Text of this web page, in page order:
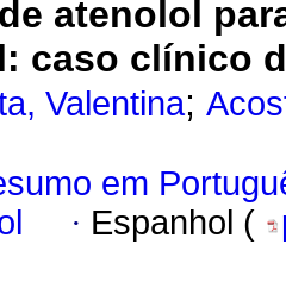
atenolol
caso clínico
Valentina;
em
· Espanhol (